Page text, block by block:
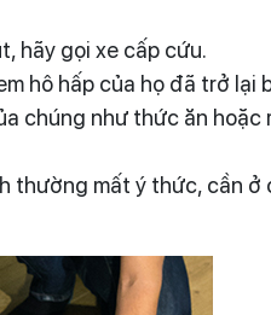
hãy gọi xe cấp cứu.
hô hấp của họ đã trở lại
chúng như thức ăn hoặc
thường mất ý thức, cần ở